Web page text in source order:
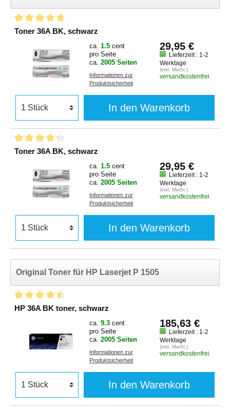
Toner 36A BK, schwarz
ca. 1.5 cent
pro Seite
ca. 2005 Seiten
Informationen zur
Produktsicherheit
29,95 €
Lieferzeit : 1-2
Werktage
(inkl. MwSt.)
versandkostenfrei
In den Warenkorb
Toner 36A BK, schwarz
ca. 1.5 cent
pro Seite
ca. 2005 Seiten
Informationen zur
Produktsicherheit
29,95 €
Lieferzeit : 1-2
Werktage
(inkl. MwSt.)
versandkostenfrei
In den Warenkorb
Original Toner für HP Laserjet P 1505
HP 36A BK toner, schwarz
ca. 9.3 cent
pro Seite
ca. 2005 Seiten
Informationen zur
Produktsicherheit
185,63 €
Lieferzeit : 1-2
Werktage
(inkl. MwSt.)
versandkostenfrei
In den Warenkorb